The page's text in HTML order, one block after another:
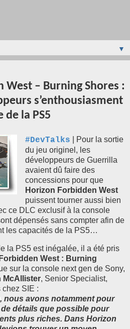
▼
West – Burning Shores :
s’enthousiasment
de la PS5
#DevTalks | Pour la sortie
du jeu originel, les
développeurs de Guerrilla
avaient dû faire des
concessions pour que
Horizon Forbidden West
puissent tourner aussi bien
ce DLC exclusif à la console
dépensés sans compter afin de
les capacités de la PS5…
la PS5 est inégalée, il a été pris
West : Burning
sur la console next gen de Sony,
McAllister, Senior Specialist,
SIE :
nous avons notamment pour
détails que possible pour
plus riches. Dans Horizon